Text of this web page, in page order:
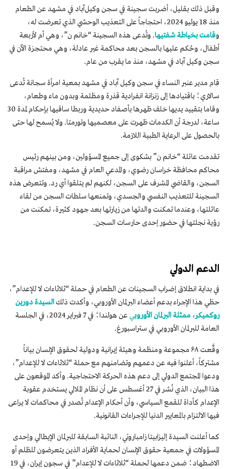
وقبل ذلك بقليل، أضربت سجينة في سجن وکیل‌آباد في مشهد عن الطعام
منذ 18 يوليو 2024، احتجاجاً على التعذيب الوحشي الذي تعرضت له،
وقامت بخياطة شفتيها. وتُدعى هذه السجينة “خانم ن”، وهي أم لأربعة
أطفال، وحُكم عليها بالسجن بعد محاكمة غير عادلة، وهي محتجزة الآن في
سجن وكيل آباد في مشهد، منذ ما يقرب من عام.
قام مدير عنبر النساء في سجن وكيل آباد في مشهد بمعية امرأة سجانة تُدعى
سالاري؛ باقتيادها إلى زنزانة انفرادية قذرة ومظلمة وبدون ماء وطعام،
وقاما بتقييد يديها خلف ظهرها بأصفاد حديدية وربطا ساقيها بإحكام لمدة 30
ساعة، لدرجة أن الكدمات ظهرت على معصميها وتورمتا. ولا يُسمح لها حتى
بالحصول على الرعاية الطبية اللازمة.
تقدمت عائلة “خانم ن” بشكوى إلى جميع المسؤولين، ومن بينهم رئيس
محاكم محافظة خراسان رضوي، والمدعي العام في مشهد، ومفتش مراقبة
السجن، والقاضي المشرف على السجن، لكنهم لم يتلقوا أي رد. وتتعرض هذه
السجينة للتعذيب النفسي والجسدي، وتمنعها سلطات السجن من لقاء
عائلتها، وعندما تمكنت والدتها من زيارتها بعد جهود كثيرة، تمكنت من
رؤية نجلتها في حضور إحدى حارسات السجن.
الدعم الدولي
في بداية انطلاق إضراب السجينات عن الطعام في حملة “ثلاثاءات لا للإعدام”،
حظي هذا الإجراء بدعم أعضاء البرلمان الأوروبي، وأكدت ذلك السيدة دورين
روكميكر، ممثلة البرلمان الأوروبي
عن هولندا؛ في 7 فبراير 2024، في الجلسة
العامة للبرلمان الأوروبي في ستراسبورغ.
وقَّعت ۶۸ مجموعة ومنظمة وهيئة إيرانية ودولية لحقوق الإنسان بياناً
مشتركاً، أعلنوا فيه عن دعمهم وتضامنهم مع حملة “ثلاثاءات لا للإعدام”،
ودعوا المجتمع الدولي إلى دعم هذه الحركة الاحتجاجية. وأكد الموقعون على
هذا البيان، الذي نُشر في 27 أغسطس على أن نظام الملالي يستخدم عقوبة
الإعدام كأداة للقمع السياسي، وأن أحكام الإعدام تُصدر في محاكمات لا يراعى
فيها الالتزام بالمعايير الدنيا للإجراءات القانونية.
كما أعلنت السيدة إليزابيتا زامباروتي، النائبة السابقة للبرلمان الإيطالي وإحدى
المسؤولات في جمعية حقوق الإنسان لحماية الأفراد الذين يتعرضون للظلم أو
الاضطهاد؛ ضمن دعمها لحملة “ثلاثاءات لا للإعدام” في سجون إيران، في 19